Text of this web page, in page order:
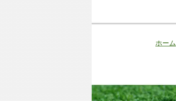
ホーム